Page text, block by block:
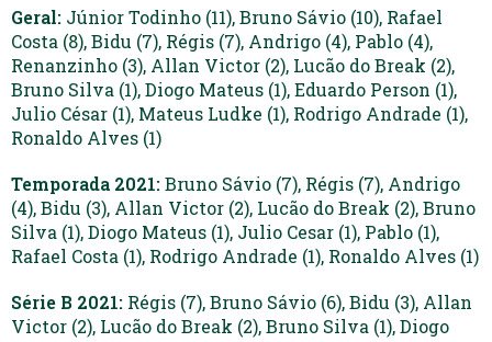
Geral: Júnior Todinho (11), Bruno Sávio (10), Rafael
Costa (8), Bidu (7), Régis (7), Andrigo (4), Pablo (4),
Renanzinho (3), Allan Victor (2), Lucão do Break (2),
Bruno Silva (1), Diogo Mateus (1), Eduardo Person (1),
Julio César (1), Mateus Ludke (1), Rodrigo Andrade (1),
Ronaldo Alves (1)
Temporada 2021:Bruno Sávio (7), Régis (7), Andrigo
(4), Bidu (3), Allan Victor (2), Lucão do Break (2), Bruno
Silva (1), Diogo Mateus (1), Julio Cesar (1), Pablo (1),
Rafael Costa (1), Rodrigo Andrade (1), Ronaldo Alves (1)
Série B 2021: Régis (7), Bruno Sávio (6), Bidu (3), Allan
Victor (2), Lucão do Break (2), Bruno Silva (1), Diogo